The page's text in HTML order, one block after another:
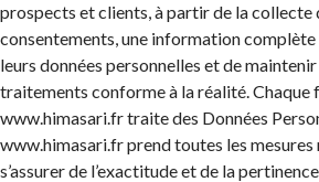
prospects et clients, à partir de la collecte
consentements, une information
leurs données personnelles et de
traitements conforme à la réalité. Chaque
www.himasari.fr traite des Données
www.himasari.fr prend toutes les
s’assurer de l’exactitude et de la